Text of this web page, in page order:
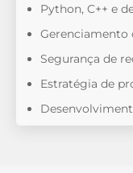
Python, C++ e
Gerenciamento
Segurança de
Estratégia de